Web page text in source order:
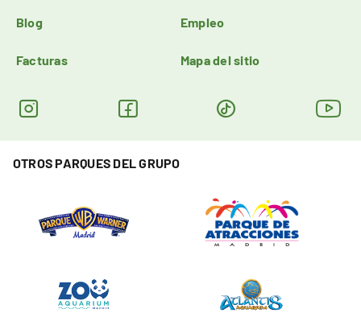
Blog Empleo
Facturas Mapa del sitio
OTROS PARQUES DEL GRUPO